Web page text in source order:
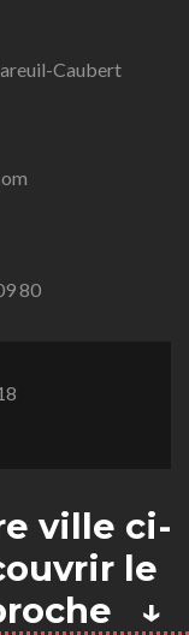
Caubert
80
ville ci-
le
↓